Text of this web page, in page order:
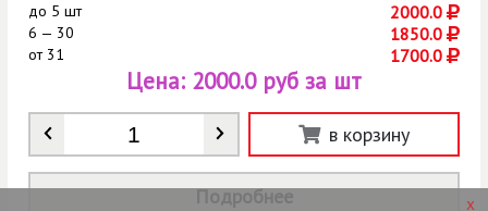
до 5 шт 2000.0
6 — 30 1850.0
от31 1700.0
Количество
Цена: 2000.0 руб за шт
в корзину
Подробнее x